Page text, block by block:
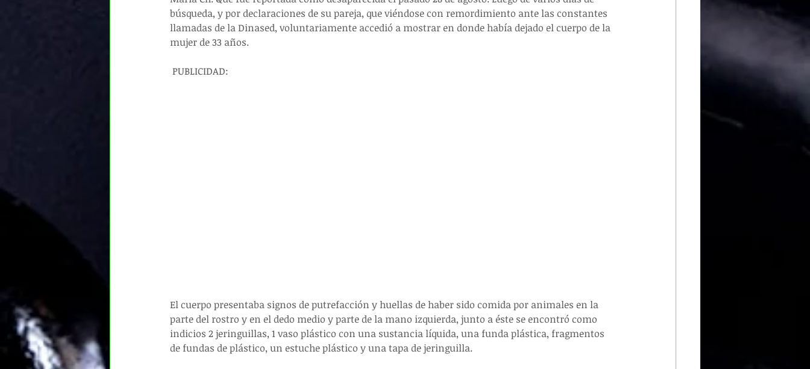
búsqueda, y por declaraciones de su pareja, que viéndose con remordimiento ante las constantes
llamadas de la Dinased, voluntariamente accedió a mostrar en donde había dejado el cuerpo de la
mujer de 33 años.
PUBLICIDAD:
El cuerpo presentaba signos de putrefacción y huellas de haber sido comida por animales en la
parte del rostro y en el dedo medio y parte de la mano izquierda, junto a éste se encontró como
indicios 2 jeringuillas, 1 vaso plástico con una sustancia líquida, una funda plástica, fragmentos
de fundas de plástico, un estuche plástico y una tapa de jeringuilla.